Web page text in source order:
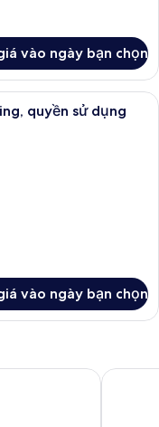
vào ngày bạn chọn
két bảo mật tại phòng, bàn
quyền sử dụng
vào ngày bạn chọn